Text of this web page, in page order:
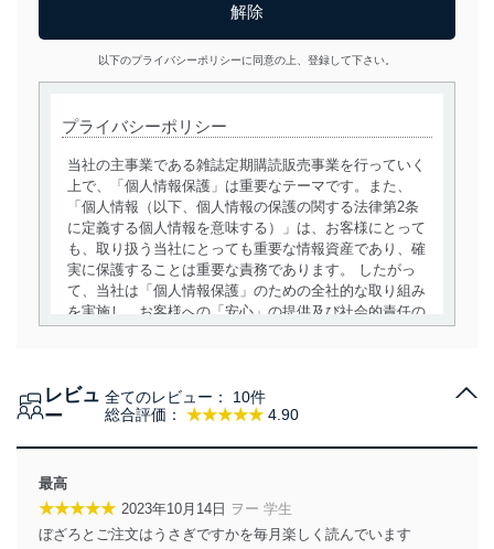
以下のプライバシーポリシーに同意の上、登録して下さい。
プライバシーポリシー
当社の主事業である雑誌定期購読販売事業を行っていく
上で、「個人情報保護」は重要なテーマです。また、
「個人情報（以下、個人情報の保護の関する法律第2条
に定義する個人情報を意味する）」は、お客様にとって
も、取り扱う当社にとっても重要な情報資産であり、確
実に保護することは重要な責務であります。 したがっ
て、当社は「個人情報保護」のための全社的な取り組み
を実施し、お客様への「安心」の提供及び社会的責任の
当社は、個人情報の取得・利用・提供に際して、その利
個人情報は、同意を得ずに目的外利用、第三者への提
供・開示は行いません。当社においてはこれらの取り組
みを確実にするため、従業者等の教育を徹底してまいり
レビュ
ー
総合評価： ★★★★★ 4.90
全てのレビュー： 10件
最高
★★★★★ 2023年10月14日 ヲー 学生
ぼざろとご注文はうさぎですかを毎月楽しく読んでいます